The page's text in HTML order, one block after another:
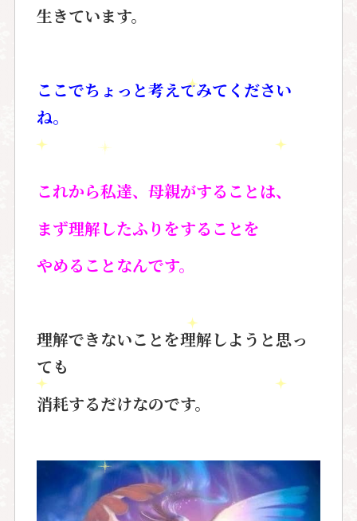
生きています。
ここでちょっと考えてみてください
ね。
これから私達、母親がすることは、
まず理解したふりをすることを
やめることなんです。
理解できないことを理解しようと思っ
ても
消耗するだけなのです。